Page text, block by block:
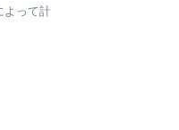
よって計